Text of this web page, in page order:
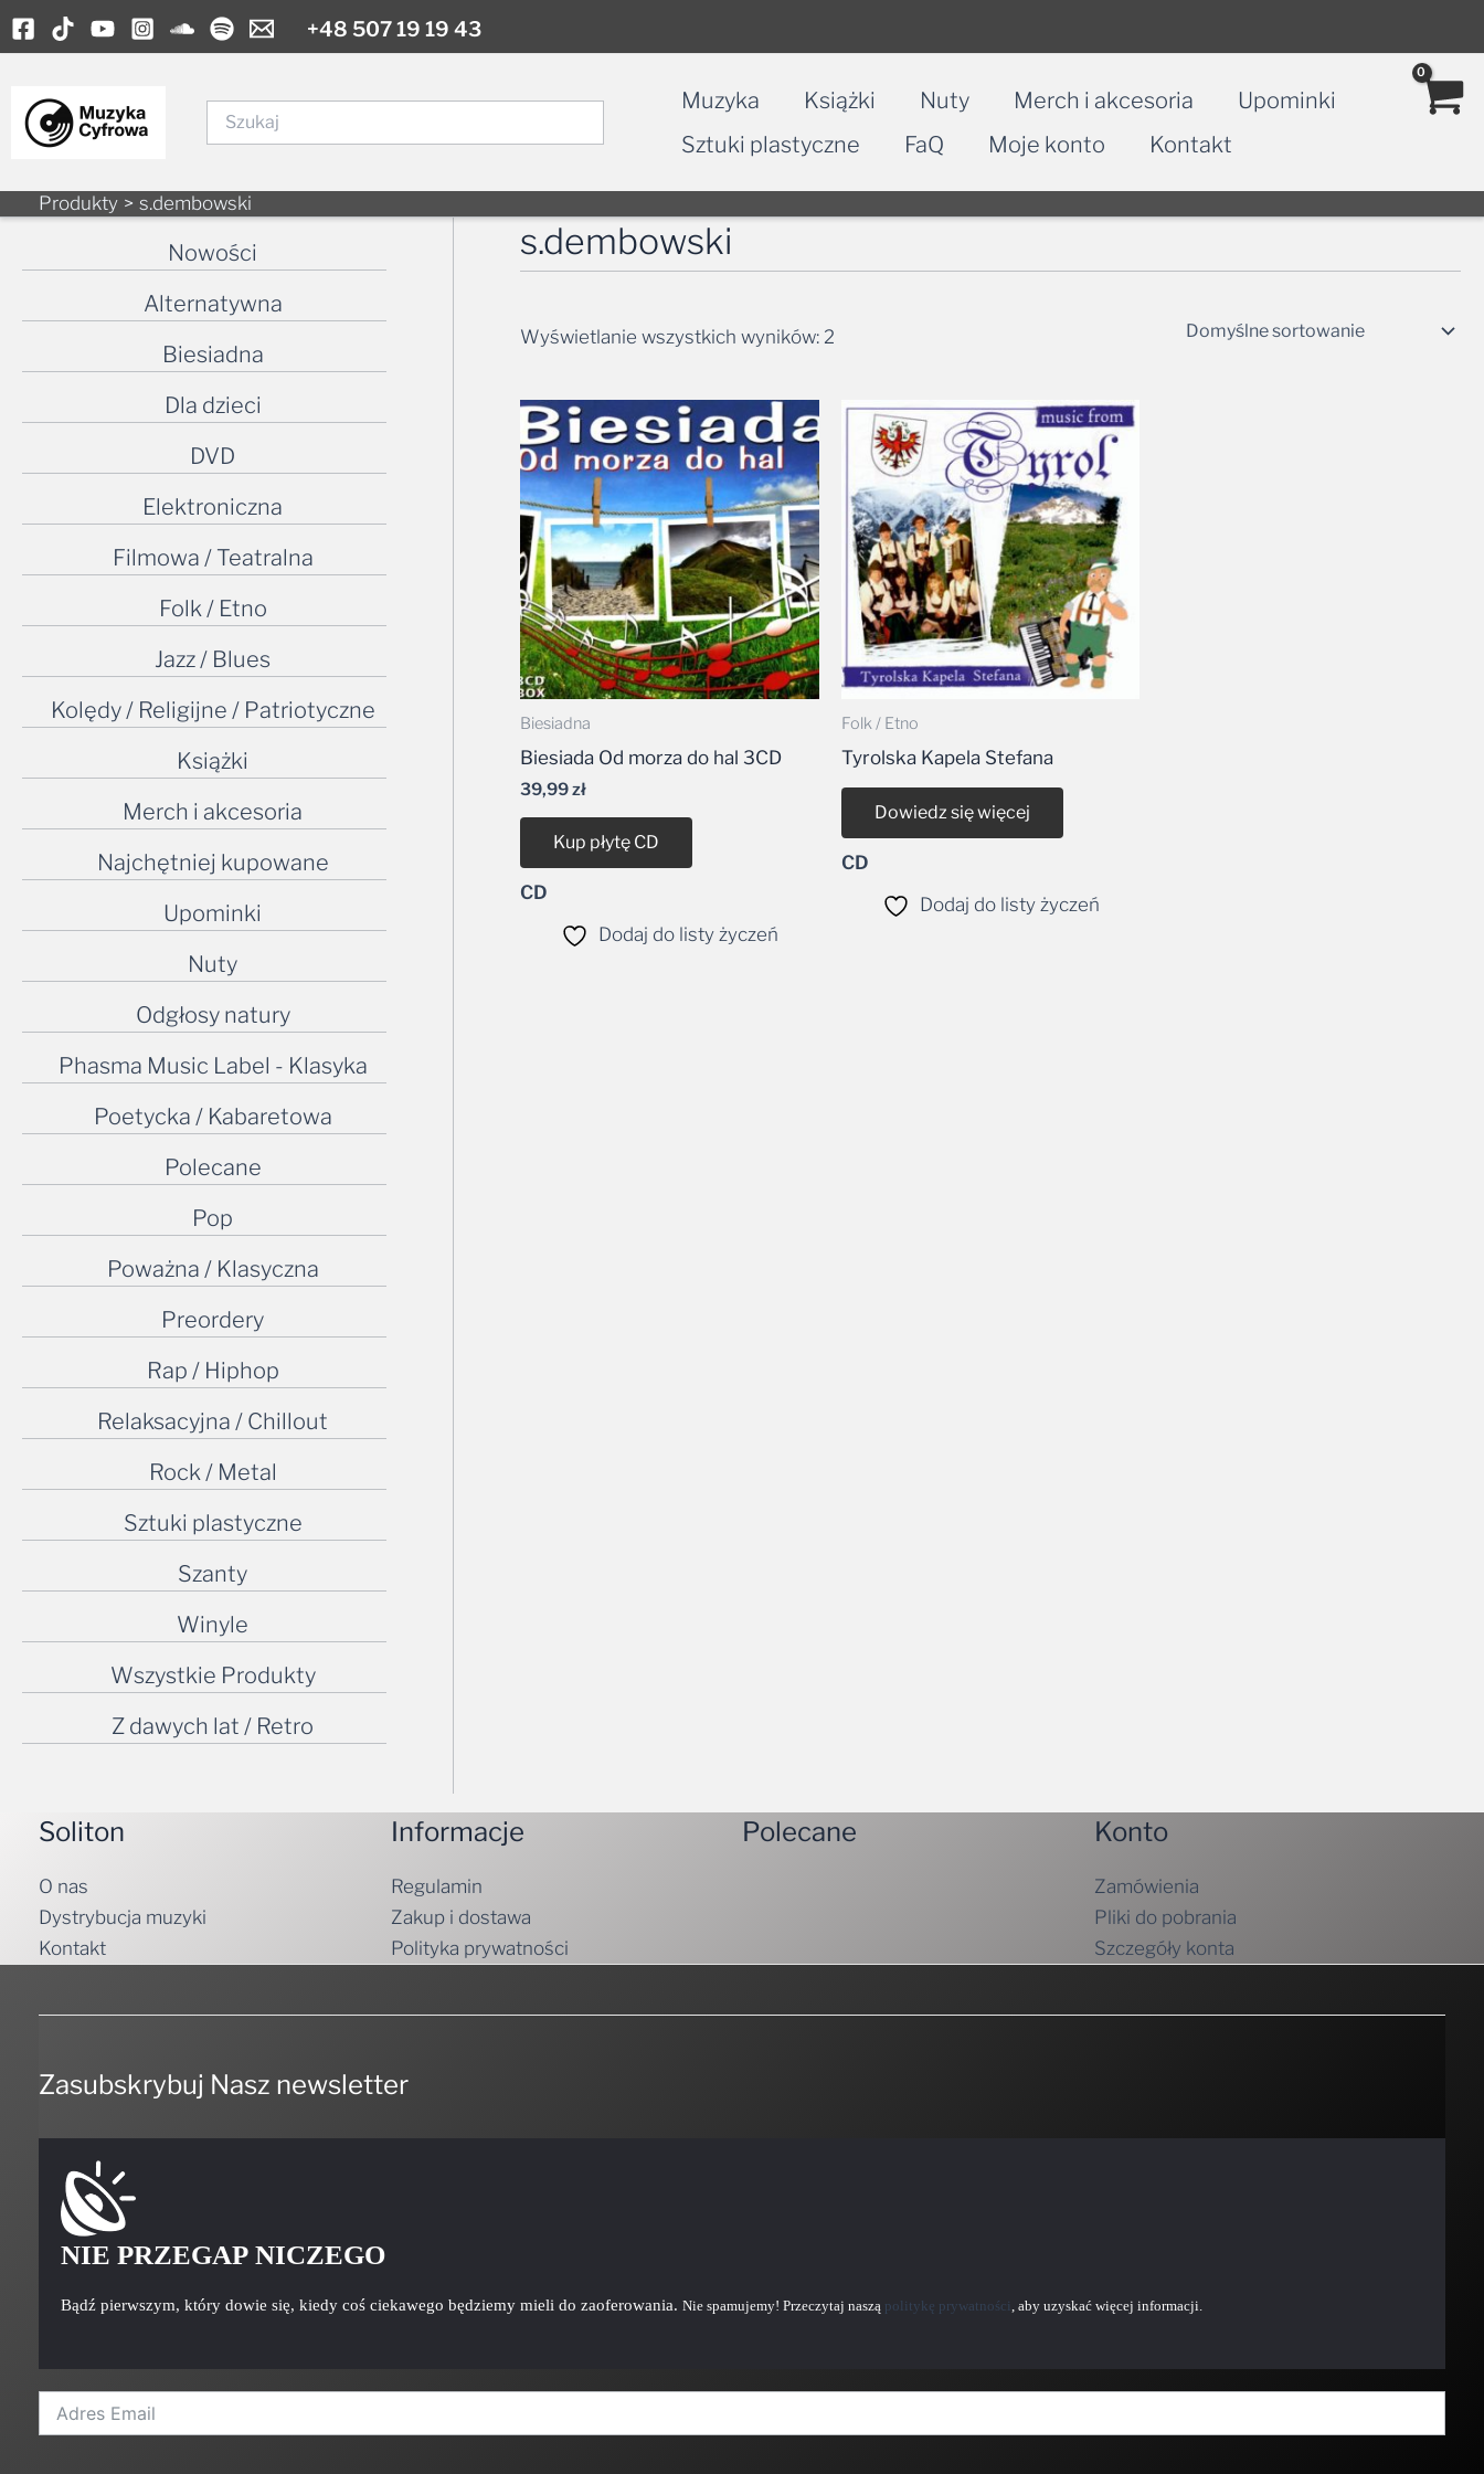
Skip
to
+48 507 19 19 43
Muzyka Książki Nuty Merch i akcesoria
Upominki
Sztuki plastyczne
FaQ Moje konto Kontakt
Produkty s.dembowski
Nowości
Alternatywna
Biesiadna
Dla dzieci
DVD
Elektroniczna
Filmowa / Teatralna
Folk / Etno
Jazz / Blues
Kolędy / Religijne / Patriotyczne
Książki
Merch i akcesoria
Najchętniej kupowane
Upominki
Nuty
Odgłosy natury
Phasma Music Label - Klasyka
Poetycka / Kabaretowa
Polecane
Pop
Poważna / Klasyczna
Preordery
Rap / Hiphop
Relaksacyjna / Chillout
Rock / Metal
Sztuki plastyczne
Szanty
Winyle
Wszystkie Produkty
Z dawych lat / Retro
s.dembowski
Wyświetlanie wszystkich wyników: 2
Biesiadna
Biesiada Od morza do hal 3CD
39,99zł
Kup płytę CD
CD
Dodaj do listy życzeń
Folk / Etno
Tyrolska Kapela Stefana
Dowiedz się więcej
CD
Dodaj do listy życzeń
Soliton
O nas
Dystrybucja muzyki
Kontakt
Informacje
Regulamin
Zakup i dostawa
Polityka prywatności
Polecane Konto
Zamówienia
Pliki do pobrania
Szczegóły konta
Zasubskrybuj Nasz newsletter
NIE PRZEGAP NICZEGO
Bądź pierwszym, który dowie się, kiedy coś ciekawego będziemy mieli do zaoferowania. Nie spamujemy! Przeczytaj naszą politykę prywatności, aby uzyskać więcej informacji.